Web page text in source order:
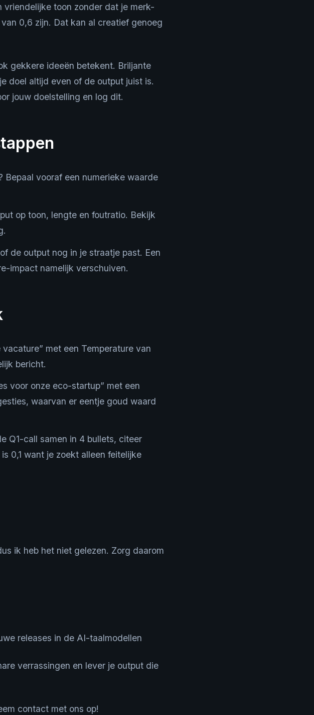
vriendelijke toon zonder dat je merk-
0,6 zijn. Dat kan al creatief genoeg
gekkere ideeën betekent. Briljante
doel altijd even of de output juist is.
jouw doelstelling en log dit.
Bepaal vooraf een numerieke waarde
op toon, lengte en foutratio. Bekijk
de output nog in je straatje past. Een
impact namelijk verschuiven.
met een Temperature van
bericht.
voor onze eco-startup” met een
waarvan er eentje goud waard
Q1-call samen in 4 bullets, citeer
0,1 want je zoekt alleen feitelijke
ik heb het niet gelezen. Zorg daarom
releases in de AI-taalmodellen
verrassingen en lever je output die
contact met ons op!